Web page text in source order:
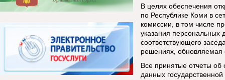
В целях обеспечения
по Республике Коми в
комиссии, в том числе
указания персональных
соответствующего
решениях,
Все принятые отчеты
данных